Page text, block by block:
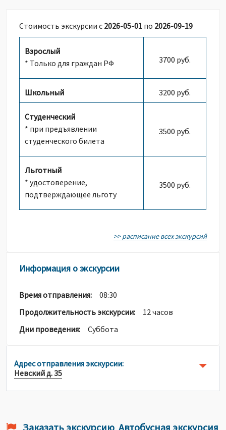
Стоимость экскурсии с 2026-05-01 по 2026-09-19
Взрослый
* Только для граждан РФ
3700 руб.
Школьный 3200 руб.
Студенческий
* при предъявлении
студенческого билета
3500 руб.
Льготный
* удостоверение,
подтверждающее льготу
3500 руб.
>> расписание всех экскурсий
Информация о экскурсии
Время отправления: 08:30
Продолжительность экскурсии: 12 часов
Дни проведения: Суббота
Адрес отправления экскурсии:
Невский д. 35
Заказать экскурсию Автобусная экскурсия